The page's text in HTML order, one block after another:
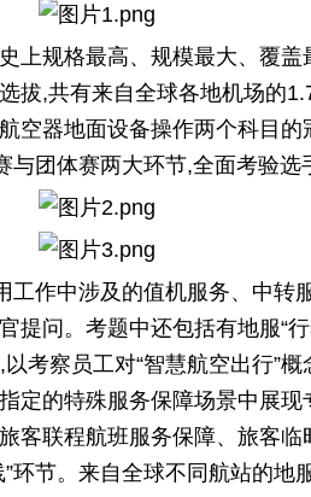
上规格最高、规模最大、覆
拔,共有来自全球各地机场的
空器地面设备操作两个科目
团体赛两大环节,全面考验选
工作中涉及的值机服务、中转
提问。考题中还包括有地服“
考察员工对“智慧航空出行”
定的特殊服务保障场景中展
客联程航班服务保障、旅客
环节。来自全球不同航站的地